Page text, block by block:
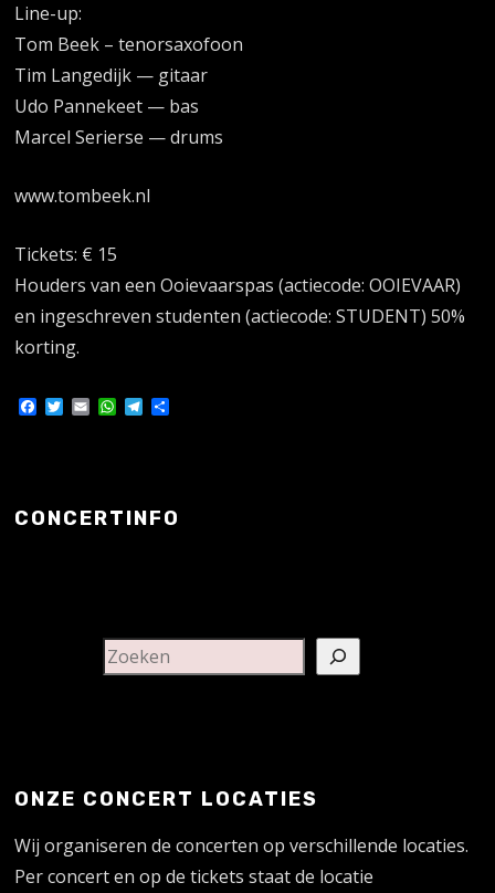
Line-up:
Tom Beek – tenorsaxofoon
Tim Langedijk — gitaar
Udo Pannekeet — bas
Marcel Serierse — drums
www.tombeek.nl
Tickets: € 15
Houders van een Ooievaarspas (actiecode: OOIEVAAR)
en ingeschreven studenten (actiecode: STUDENT) 50%
korting.
Facebook
TwitterEmailWhatsApp
Telegram
CONCERTINFO
ONZE CONCERT LOCATIES
Wij organiseren de concerten op verschillende locaties.
Per concert en op de tickets staat de locatie